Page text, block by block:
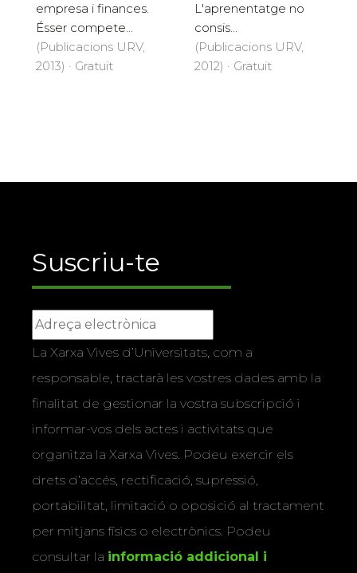
empresa i finances.
Ésser compete...
(Publicacions URV,
2013) · Gratuït
L'aprenentatge no
consis...
(Publicacions URV,
2012) · Gratuït
Suscriu-te
La Xarxa Vives d’Universitats, com a
responsable, tractarà les vostres dades amb la
finalitat de gestionar la vostra subscripció i
informar-vos dels actes i activitats que
organitza la Xarxa Vives. Podeu exercir els
drets d’accés, rectificació, supressió,
portabilitat, limitació o oposició al tractament
per mitjans físics o electrònics. Podeu
consultar la informació addicional i